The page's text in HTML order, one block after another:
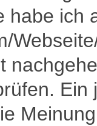
habe ich